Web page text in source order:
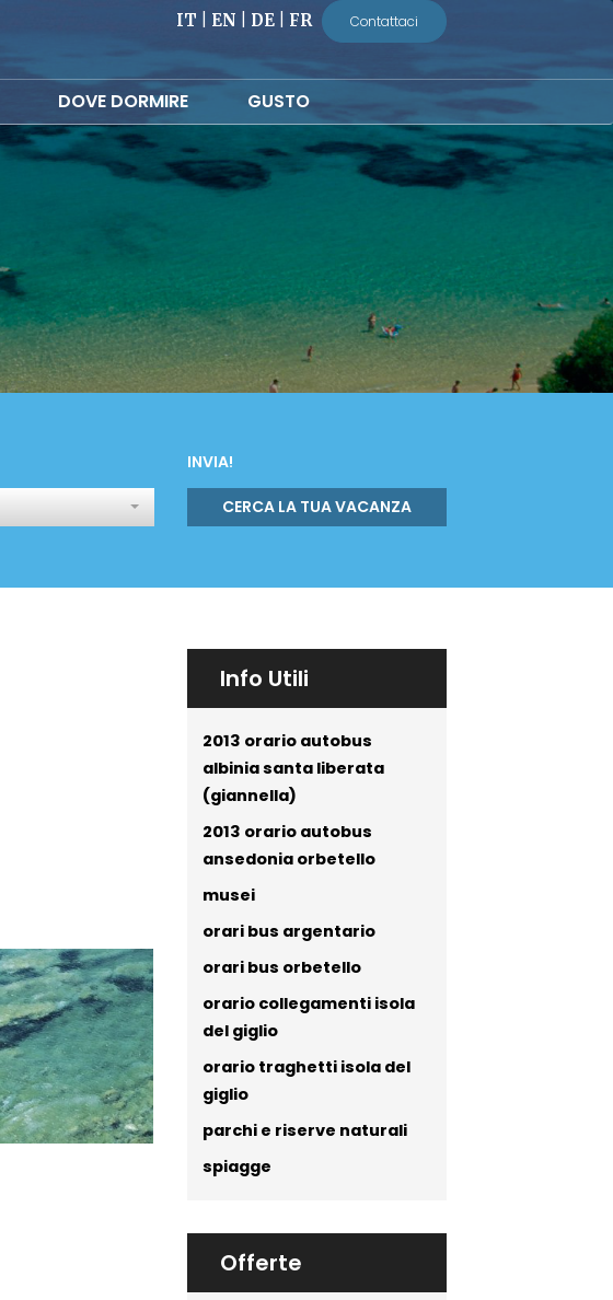
IT EN DE FR Contattaci
DOVE DORMIRE GUSTO
INVIA!
CERCA LA TUA VACANZA
Info Utili
2013 orario autobus
albinia santa liberata
(giannella)
2013 orario autobus
ansedonia orbetello
musei
orari bus argentario
orari bus orbetello
orario collegamenti isola
del giglio
orario traghetti isola del
giglio
parchi e riserve naturali
spiagge
Offerte